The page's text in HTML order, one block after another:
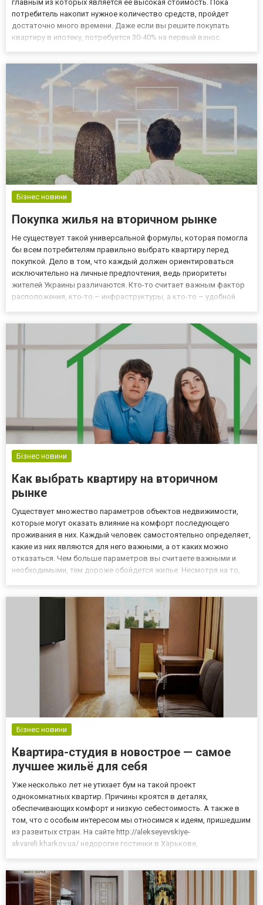
главным из которых является ее высокая стоимость. Пока
потребитель накопит нужное количество средств, пройдет
достаточно много времени. Даже если вы решите покупать
квартиру в ипотеку, потребуется 30-40% на первый взнос.
данной сделке яв...
Бізнес новини
Покупка жилья на вторичном рынке
Не существует такой универсальной формулы, которая помогла
бы всем потребителям правильно выбрать квартиру перед
покупкой. Дело в том, что каждый должен ориентироваться
исключительно на личные предпочтения, ведь приоритеты
жителей Украины различаются. Кто-то считает важным фактор
расположения, кто-то – инфраструктуры, а кто-то – удобной
Бізнес новини
Как выбрать квартиру на вторичном
рынке
Существует множество параметров объектов недвижимости,
которые могут оказать влияние на комфорт последующего
проживания в них. Каждый человек самостоятельно определяет,
какие из них являются для него важными, а от каких можно
отказаться. Чем больше параметров вы считаете важными и
необходимыми, тем дороже обойдется жилье. Несмотря на то,
Бізнес новини
Квартира-студия в новострое — самое
лучшее жильё для себя
Уже несколько лет не утихает бум на такой проект
однокомнатных квартир. Причины кроятся в деталях,
обеспечивающих комфорт и низкую себестоимость. А также в
том, что с особым интересом мы относимся к идеям, пришедшим
из развитых стран. На сайте http://alekseyevskiye-
akvareli.kharkov.ua/ недорогие гостинки в Харькове,
класса, по выгодной цене о...